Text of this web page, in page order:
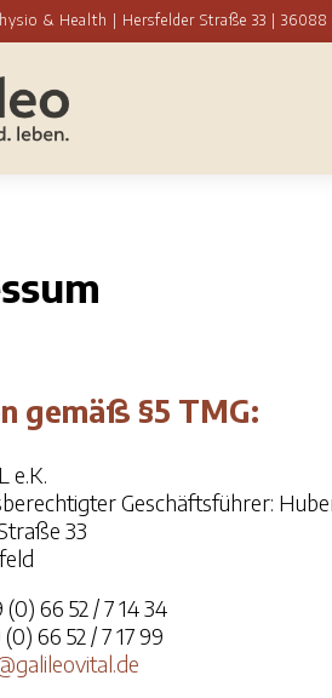
& Health | Hersfelder Straße 33 |
gemäß §5 TMG:
e.K.
Geschäftsführer:
33
66 52 / 7 14 34
66 52 / 7 17 99